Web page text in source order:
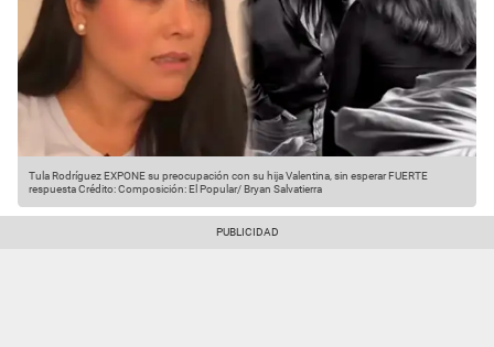
Tula Rodríguez EXPONE su preocupación con su hija Valentina, sin esperar FUERTE
respuestaCrédito: Composición: El Popular/ Bryan Salvatierra